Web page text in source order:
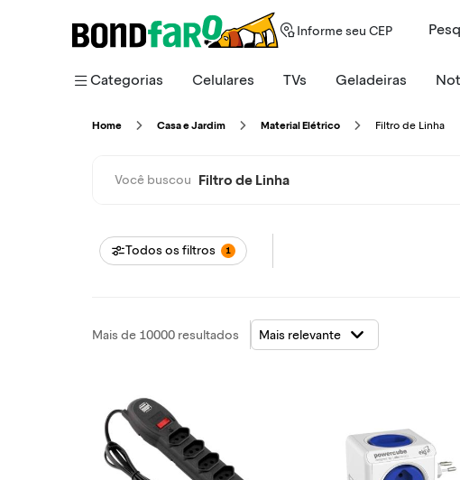
Informe seu CEP
Categorias Celulares TVs Geladeiras
Home Casa e Jardim Material Elétrico Filtro de Linha
Você buscou Filtro de Linha
Todos os filtros 1
Mais de 10000 resultados